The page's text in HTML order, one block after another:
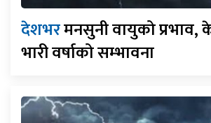
देशभरमनसुनी वायुको प्रभाव,
भारी वर्षाको सम्भावना